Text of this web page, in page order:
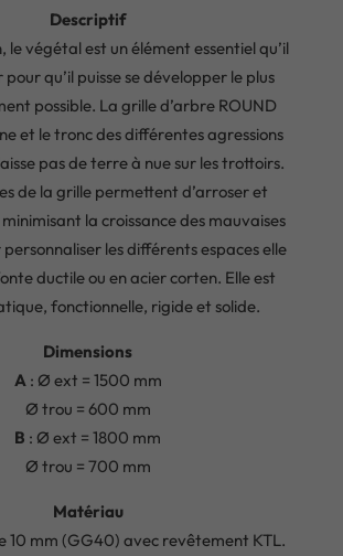
Descriptif
le végétal est un élément essentiel qu’il
qu’il puisse se développer le plus
possible. La grille d’arbre ROUND
et le tronc des différentes agressions
pas de terre à nue sur les trottoirs.
de la grille permettent d’arroser et
la croissance des mauvaises
les différents espaces elle
ductile ou en acier corten. Elle est
fonctionnelle, rigide et solide.
Dimensions
A : Ø ext = 1500 mm
Ø trou = 600 mm
B : Ø ext = 1800 mm
Ø trou = 700 mm
Matériau
10 mm (GG40) avec revêtement KTL.